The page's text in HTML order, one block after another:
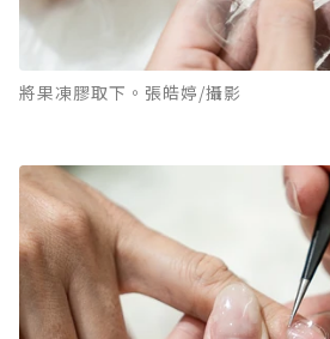
將果凍膠取下。張皓婷/攝影